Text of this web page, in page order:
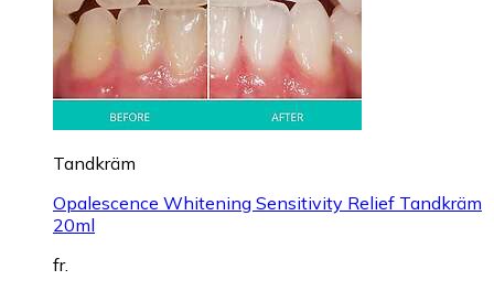
Tandkräm
Opalescence Whitening Sensitivity Relief Tandkräm
20ml
fr.